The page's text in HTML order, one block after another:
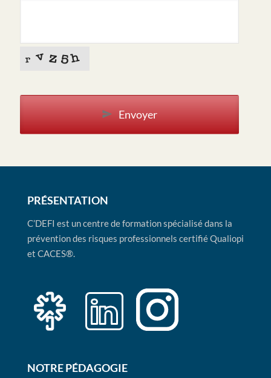
Envoyer
PRÉSENTATION
C’DEFI est un centre de formation spécialisé dans la
prévention des risques professionnels certifié Qualiopi
et CACES®.
NOTRE PÉDAGOGIE